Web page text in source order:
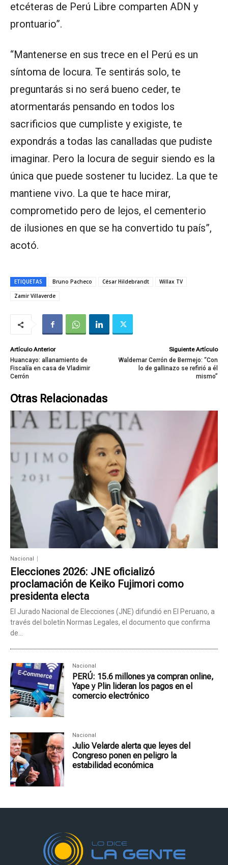
etcéteras de Perú Libre comparten ADN y
prontuario”.
“Mantenerse en sus trece en el Perú es un
síntoma de locura. Te sentirás solo, te
preguntarás si no será bueno ceder, te
atormentarás pensando en todos los
sacrificios que cumpliste y exigiste, te
expondrás a todas las canalladas que pudiste
imaginar. Pero la locura de seguir siendo es la
única que puede sostener tu lucidez. La que te
mantiene vivo. La que te hace mirar,
comprometido pero de lejos, el cementerio
de ilusiones en que se ha convertido tu país”,
acotó.
ETIQUETAS Bruno Pacheco César Hildebrandt
Willax TV
Zamir Villaverde
Artículo Anterior
Huancayo: allanamiento de
Fiscalía en casa de Vladimir
Cerrón
Siguiente Artículo
Waldemar Cerrón de Bermejo: “Con
lo de gallinazo se refirió a él
mismo”
Otras Relacionadas
Nacional
Elecciones 2026: JNE oficializó
proclamación de Keiko Fujimori como
presidenta electa
El Jurado Nacional de Elecciones (JNE) difundió en El Peruano, a
través del boletín Normas Legales, el documento que confirma
de...
Nacional
PERÚ: 15.6 millones ya compran online,
Yape y Plin lideran los pagos en el
comercio electrónico
Nacional
Julio Velarde alerta que leyes del
Congreso ponen en peligro la
estabilidad económica